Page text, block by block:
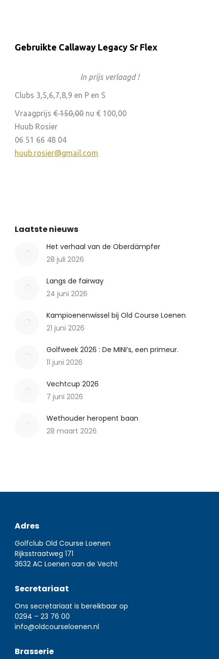
Gebruikte Callaway Legacy Sr Flex
In prijs verlaagd !
Clubs 3,5,6,7,8,9 en P en S
Vraagprijs € 150,00 nu € 100,00
Huub Rosier
06 51 66 48 04
huub.rosier@gmail.com
Laatste nieuws
Het verhaal van de Oberdämpfer
28 juli 2026
Langs de fairway
24 juni 2026
Kampioenenwissel bij Old Course Loenen
21 juni 2026
Golfweek 2026 : De MINI’s, een primeur.
11 juni 2026
Vechtcup 2026
7 juni 2026
Wethouder heropent baan
28 maart 2026
Adres
Golfclub Old Course Loenen
Rijksstraatweg 171
3632 AC Loenen aan de Vecht
Secretariaat
Ons secretariaat is bereikbaar op
0294 – 23 76 00
info@oldcourseloenen.nl
Brasserie